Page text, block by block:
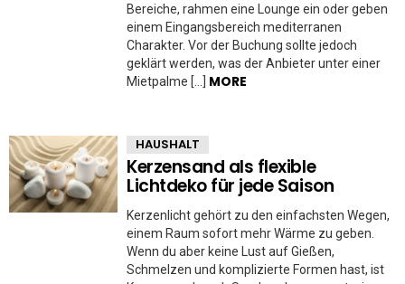
Bereiche, rahmen eine Lounge ein oder geben
einem Eingangsbereich mediterranen
Charakter. Vor der Buchung sollte jedoch
geklärt werden, was der Anbieter unter einer
Mietpalme […] MORE
HAUSHALT
Kerzensand als flexible
Lichtdeko für jede Saison
Kerzenlicht gehört zu den einfachsten Wegen,
einem Raum sofort mehr Wärme zu geben.
Wenn du aber keine Lust auf Gießen,
Schmelzen und komplizierte Formen hast, ist